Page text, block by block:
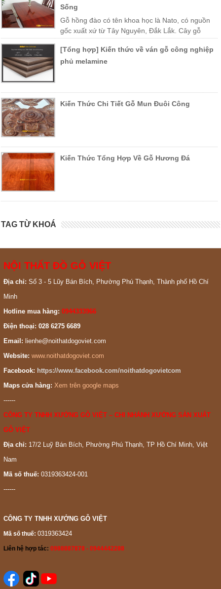
Sống
Gỗ hồng đào có tên khoa học là Nato, có nguồn
gốc xuất xứ từ Tây Nguyên, Đắk Lắk. Cây gỗ
được trồng nhiều ở các vùng miền Trung Việt Nam như Khánh Hòa,
Phú Yên, Lào, Campuchia…[Tổng hợp] Kiến thức về ván gỗ công nghiệp
phủ melamine
Kiến Thức Chi Tiết Gỗ Mun Đuôi Công
Kiến Thức Tổng Hợp Về Gỗ Hương Đá
TAG TỪ KHOÁ
NỘI THẤT ĐỒ GỖ VIỆT
Địa chỉ: Số 3 - 5 Lũy Bán Bích, Phường Phú Thạnh, Thành phố Hồ Chí
Minh
Hotline mua hàng: 0944333966
Điện thoại: 028 6275 6689
Email: lienhe@noithatdogoviet.com
Website: www.noithatdogoviet.com
Facebook: https://www.facebook.com/noithatdogovietcom
Maps cửa hàng: Xem trên google maps
------
CÔNG TY TNHH XƯỞNG GỖ VIỆT – CHI NHÁNH XƯỞNG SẢN XUẤT
GỖ VIỆT
Địa chỉ: 17/2 Luỹ Bán Bích, Phường Phú Thạnh, TP Hồ Chí Minh, Việt
Nam
Mã số thuế: 0319363424-001
------
CÔNG TY TNHH XƯỞNG GỖ VIỆT
Mã số thuế: 0319363424
Liên hệ hợp tác: 0988887878 - 0944442288